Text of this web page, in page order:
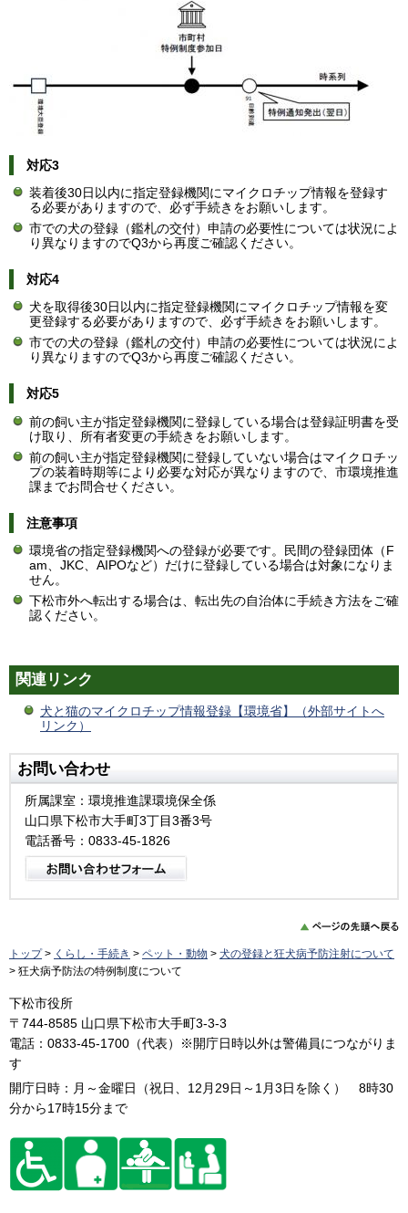
対応3
装着後30日以内に指定登録機関にマイクロチップ情報を登録す
る必要がありますので、必ず手続きをお願いします。
市での犬の登録（鑑札の交付）申請の必要性については状況によ
り異なりますのでQ3から再度ご確認ください。​
対応4
犬を取得後30日以内に指定登録機関にマイクロチップ情報を変
更登録する必要がありますので、必ず手続きをお願いします。
市での犬の登録（鑑札の交付）申請の必要性については状況によ
り異なりますのでQ3から再度ご確認ください。​
対応5
前の飼い主が指定登録機関に登録している場合は登録証明書を受
け取り、所有者変更の手続きをお願いします。
前の飼い主が指定登録機関に登録していない場合はマイクロチッ
プの装着時期等により必要な対応が異なりますので、市環境推進
課までお問合せください。​
注意事項
環境省の指定登録機関への登録が必要です。民間の登録団体（F
am、JKC、AIPOなど）だけに登録している場合は対象になりま
せん。​
下松市外へ転出する場合は、転出先の自治体に手続き方法をご確
認ください。
関連リンク
犬と猫のマイクロチップ情報登録【環境省】（外部サイトへ
リンク）
お問い合わせ
所属課室：環境推進課環境保全係
山口県下松市大手町3丁目3番3号
電話番号：0833-45-1826
トップ> くらし・手続き > ペット・動物 > 犬の登録と狂犬病予防注射について
> 狂犬病予防法の特例制度について
下松市役所
〒744-8585 山口県下松市大手町3-3-3
電話：0833-45-1700（代表）※開庁日時以外は警備員につながりま
す
開庁日時：月～金曜日（祝日、12月29日～1月3日を除く） 8時30
分から17時15分まで